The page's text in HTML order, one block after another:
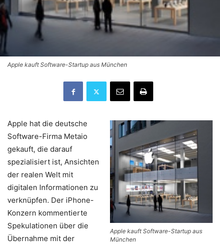
Apple kauft Software-Startup aus München
Apple kauft Software-Startup aus
München
Apple hat die deutsche
Software-Firma Metaio
gekauft, die darauf
spezialisiert ist, Ansichten
der realen Welt mit
digitalen Informationen zu
verknüpfen. Der iPhone-
Konzern kommentierte
Spekulationen über die
Übernahme mit der